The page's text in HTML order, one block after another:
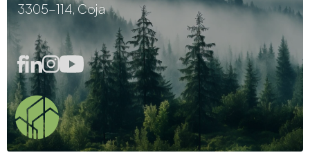
3305-114, Coja